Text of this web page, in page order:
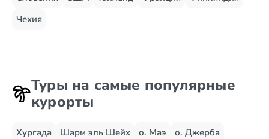
Чехия
Туры на самые популярные
курорты
Хургада Шарм эль Шейх о. Маэ
о. Джерба